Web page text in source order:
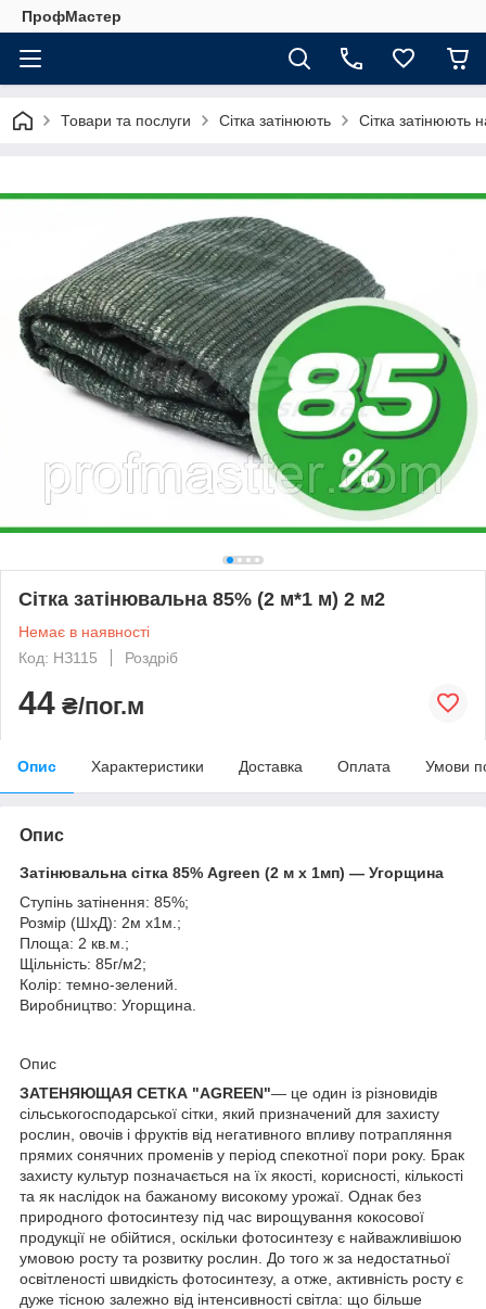
ПрофМастер
Товари та послуги Сітка затінюють Сітка затінюють
Сітка затінювальна 85% (2 м*1 м) 2 м2
Немає в наявності
Код: HЗ115
Роздріб
44 ₴/пог.м
Опис Характеристики Доставка Оплата Умови
Опис
Затінювальна сітка 85% Agreen (2 м х 1мп) — Угорщина
Ступінь затінення: 85%;
Розмір (ШхД): 2м х1м.;
Площа: 2 кв.м.;
Щільність: 85г/м2;
Колір: темно-зелений.
Виробництво: Угорщина.
Опис
ЗАТЕНЯЮЩАЯ СЕТКА "AGREEN"— це один із різновидів
сільськогосподарської сітки, який призначений для захисту
рослин, овочів і фруктів від негативного впливу потрапляння
прямих сонячних променів у період спекотної пори року. Брак
захисту культур позначається на їх якості, корисності, кількості
та як наслідок на бажаному високому урожаї. Однак без
природного фотосинтезу під час вирощування кокосової
продукції не обійтися, оскільки фотосинтезу є найважливішою
умовою росту та розвитку рослин. До того ж за недостатньої
освітленості швидкість фотосинтезу, а отже, активність росту є
дуже тісною залежно від інтенсивності світла: що більше